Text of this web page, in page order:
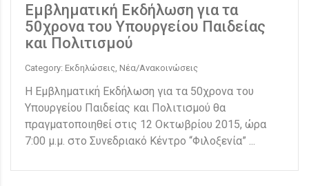
Εμβληματική Εκδήλωση για τα
50χρονα του Υπουργείου Παιδείας
και Πολιτισμού
Category: Εκδηλώσεις, Νέα/Ανακοινώσεις
Η Εμβληματική Εκδήλωση για τα 50χρονα του
Υπουργείου Παιδείας και Πολιτισμού θα
πραγματοποιηθεί στις 12 Οκτωβρίου 2015, ώρα
7:00 μ.μ. στο Συνεδριακό Κέντρο “Φιλοξενία” ...